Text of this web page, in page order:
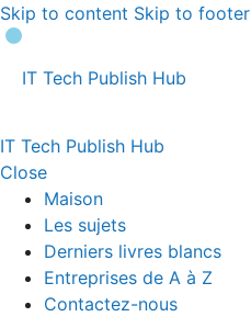
Skip to content Skip to footer
IT Tech Publish Hub
IT Tech Publish Hub
Close
Maison
Les sujets
Derniers livres blancs
Entreprises de A à Z
Contactez-nous